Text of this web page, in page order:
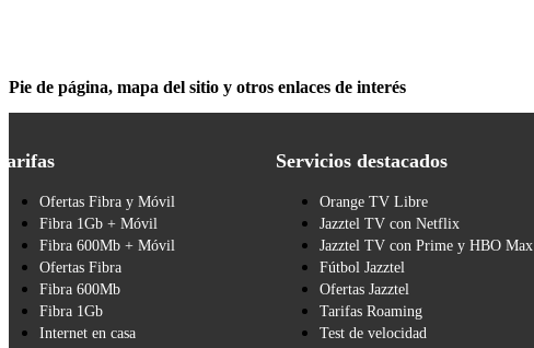
Pie de página, mapa del sitio y otros enlaces de interés
Ofertas Fibra y Móvil
Fibra 1Gb + Móvil
Fibra 600Mb + Móvil
Ofertas Fibra
Fibra 600Mb
Fibra 1Gb
Internet en casa
Servicios destacados
Orange TV Libre
Jazztel TV con Netflix
Jazztel TV con Prime y HBO Max
Fútbol Jazztel
Ofertas Jazztel
Tarifas Roaming
Test de velocidad